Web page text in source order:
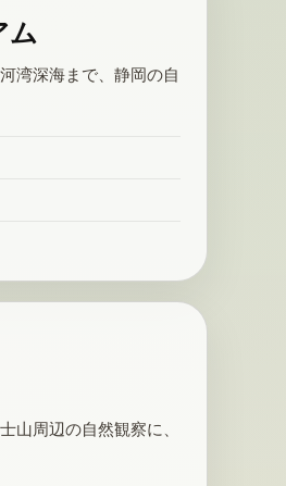
ム
湾深海まで、静岡の自
山周辺の自然観察に、